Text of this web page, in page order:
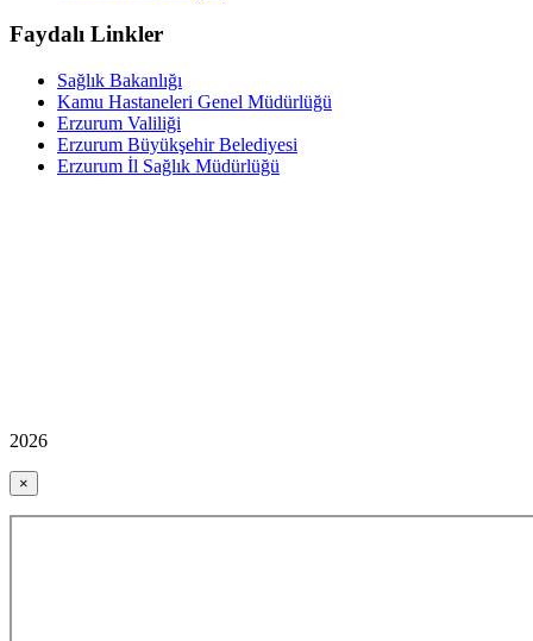
Faydalı Linkler
Sağlık Bakanlığı
Kamu Hastaneleri Genel Müdürlüğü
Erzurum Valiliği
Erzurum Büyükşehir Belediyesi
Erzurum İl Sağlık Müdürlüğü
2026
×